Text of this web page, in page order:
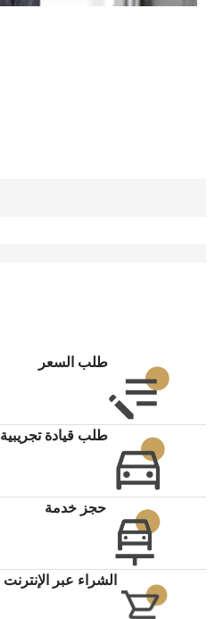
طلب السعر
طلب قيادة تجريبية
حجز خدمة
الشراء عبر الإنترنت